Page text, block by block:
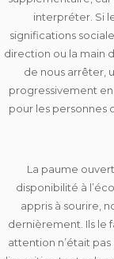
interpréter. Si
significations
direction ou la main
de nous arrêter,
progressivement
pour les personnes
La paume
disponibilité à
appris à sourire,
dernièrement. Ils le
attention n’était pas